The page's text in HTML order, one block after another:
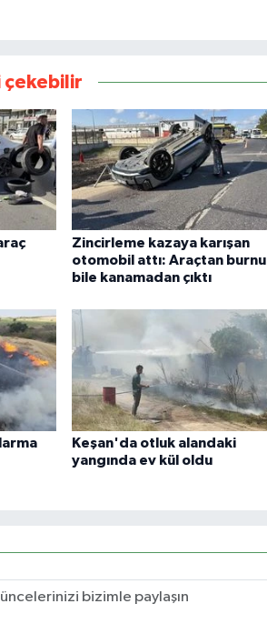
çekebilir
Zincirleme kazaya karışan
otomobil attı: Araçtan burnu
bile kanamadan çıktı
Keşan'da otluk alandaki
yangında ev kül oldu